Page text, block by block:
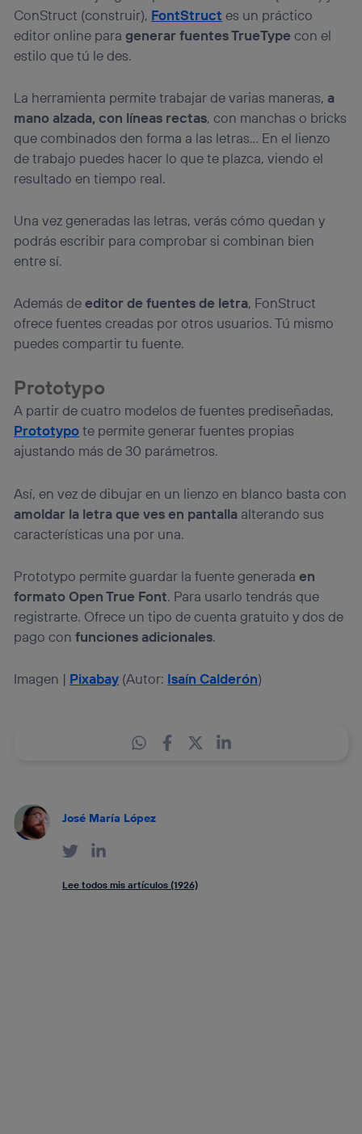
ConStruct (construir), FontStruct es un práctico
editor online paragenerar fuentes TrueType con el
estilo que tú le des.
La herramienta permite trabajar de varias maneras, a
mano alzada, con líneas rectas, con manchas o bricks
que combinados den forma a las letras… En el lienzo
de trabajo puedes hacer lo que te plazca, viendo el
resultado en tiempo real.
Una vez generadas las letras, verás cómo quedan y
podrás escribir para comprobar si combinan bien
entre sí.
Además deeditor de fuentes de letra, FonStruct
ofrece fuentes creadas por otros usuarios. Tú mismo
puedes compartir tu fuente.
Prototypo
A partir de cuatro modelos de fuentes prediseñadas,
Prototypote permite generar fuentes propias
ajustando más de 30 parámetros.
Así, en vez de dibujar en un lienzo en blanco basta con
amoldar la letra que ves en pantalla alterando sus
características una por una.
Prototypo permite guardar la fuente generadaen
formato Open True Font. Para usarlo tendrás que
registrarte. Ofrece un tipo de cuenta gratuito y dos de
pago confunciones adicionales.
Imagen | Pixabay (Autor: Isaín Calderón)
José María López
Lee todos mis artículos (1926)